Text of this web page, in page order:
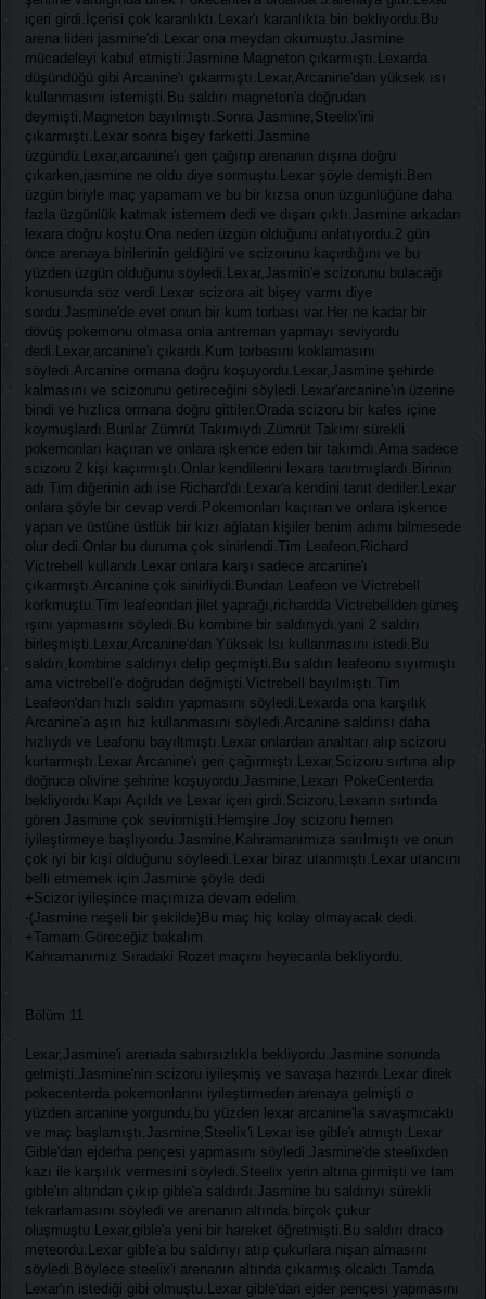
içeri girdi.İçerisi çok karanlıktı.Lexar'ı karanlıkta biri bekliyordu.Bu
arena lideri jasmine'di.Lexar ona meydan okumuştu.Jasmine
mücadeleyi kabul etmişti.Jasmine Magneton çıkarmıştı.Lexarda
düşündüğü gibi Arcanine'ı çıkarmıştı.Lexar,Arcanine'dan yüksek ısı
kullanmasını istemişti.Bu saldırı magneton'a doğrudan
deymişti.Magneton bayılmıştı.Sonra Jasmine,Steelix'ini
çıkarmıştı.Lexar sonra bişey farketti.Jasmine
üzgündü.Lexar,arcanine'ı geri çağırıp arenanın dışına doğru
çıkarken,jasmine ne oldu diye sormuştu.Lexar şöyle demişti.Ben
üzgün biriyle maç yapamam ve bu bir kızsa onun üzgünlüğüne daha
fazla üzgünlük katmak istemem dedi ve dışarı çıktı.Jasmine arkadan
lexara doğru koştu.Ona neden üzgün olduğunu anlatıyordu.2 gün
önce arenaya birilerinin geldiğini ve scizorunu kaçırdığını ve bu
yüzden üzgün olduğunu söyledi.Lexar,Jasmin'e scizorunu bulacağı
konusunda söz verdi.Lexar scizora ait bişey varmı diye
sordu.Jasmine'de evet onun bir kum torbası var.Her ne kadar bir
dövüş pokemonu olmasa onla antreman yapmayı seviyordu
dedi.Lexar,arcanine'ı çıkardı.Kum torbasını koklamasını
söyledi.Arcanine ormana doğru koşuyordu.Lexar,Jasmine şehirde
kalmasını ve scizorunu getireceğini söyledi.Lexar'arcanine'ın üzerine
bindi ve hızlıca ormana doğru gittiler.Orada scizoru bir kafes içine
koymuşlardı.Bunlar Zümrüt Takımıydı.Zümrüt Takımı sürekli
pokemonları kaçıran ve onlara işkence eden bir takımdı.Ama sadece
scizoru 2 kişi kaçırmıştı.Onlar kendilerini lexara tanıtmışlardı.Birinin
adı Tim diğerinin adı ise Richard'dı.Lexar'a kendini tanıt dediler.Lexar
onlara şöyle bir cevap verdi.Pokemonları kaçıran ve onlara işkence
yapan ve üstüne üstlük bir kızı ağlatan kişiler benim adımı bilmesede
olur dedi.Onlar bu duruma çok sinirlendi.Tim Leafeon,Richard
Victrebell kullandı.Lexar onlara karşı sadece arcanine'ı
çıkarmıştı.Arcanine çok sinirliydi.Bundan Leafeon ve Victrebell
korkmuştu.Tim leafeondan jilet yaprağı,richardda Victrebellden güneş
ışını yapmasını söyledi.Bu kombine bir saldırıydı.yani 2 saldırı
birleşmişti.Lexar,Arcanine'dan Yüksek Isı kullanmasını istedi.Bu
saldırı,kombine saldırıyı delip geçmişti.Bu saldırı leafeonu sıyırmıştı
ama victrebell'e doğrudan değmişti.Victrebell bayılmıştı.Tim
Leafeon'dan hızlı saldırı yapmasını söyledi.Lexarda ona karşılık
Arcanine'a aşırı hız kullanmasını söyledi.Arcanine saldırısı daha
hızlıydı ve Leafonu bayıltmıştı.Lexar onlardan anahtarı alıp scizoru
kurtarmıştı.Lexar Arcanine'ı geri çağırmıştı.Lexar,Scizoru sırtına alıp
doğruca olivine şehrine koşuyordu.Jasmine,Lexarı PokeCenterda
bekliyordu.Kapı Açıldı ve Lexar içeri girdi.Scizoru,Lexarın sırtında
gören Jasmine çok sevinmişti.Hemşire Joy scizoru hemen
iyileştirmeye başlıyordu.Jasmine,Kahramanımıza sarılmıştı ve onun
çok iyi bir kişi olduğunu söyleedi.Lexar biraz utanmıştı.Lexar utancını
belli etmemek için Jasmine şöyle dedi
+Scizor iyileşince maçımıza devam edelim.
-(Jasmine neşeli bir şekilde)Bu maç hiç kolay olmayacak dedi.
+Tamam.Göreceğiz bakalım.
Kahramanımız Sıradaki Rozet maçını heyecanla bekliyordu.
Bölüm 11
Lexar,Jasmine'i arenada sabırsızlıkla bekliyordu.Jasmine sonunda
gelmişti.Jasmine'nin scizoru iyileşmiş ve savaşa hazırdı.Lexar direk
pokecenterda pokemonlarını iyileştirmeden arenaya gelmişti o
yüzden arcanine yorgundu,bu yüzden lexar arcanine'la savaşmıcaktı
ve maç başlamıştı.Jasmine,Steelix'i Lexar ise gible'ı atmıştı.Lexar
Gible'dan ejderha pençesi yapmasını söyledi.Jasmine'de steelixden
kazı ile karşılık vermesini söyledi.Steelix yerin altına girmişti ve tam
gible'ın altından çıkıp gible'a saldırdı.Jasmine bu saldırıyı sürekli
tekrarlamasını söyledi ve arenanın altında birçok çukur
oluşmuştu.Lexar,gible'a yeni bir hareket öğretmişti.Bu saldırı draco
meteordu.Lexar gible'a bu saldırıyı atıp çukurlara nişan almasını
söyledi.Böylece steelix'i arenanın altında çıkarmış olcaktı.Tamda
Lexar'ın istediği gibi olmuştu.Lexar gible'dan ejder pençesi yapmasını